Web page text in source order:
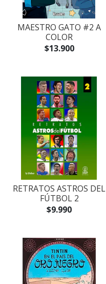
MAESTRO GATO #2 A
COLOR
$13.900
RETRATOS ASTROS DEL
FÚTBOL 2
$9.990